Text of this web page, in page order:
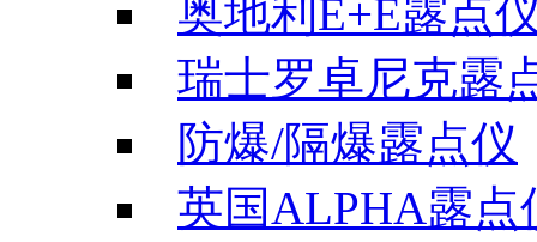
奥地利E+E露点
瑞士罗卓尼克露
防爆/隔爆露点仪
英国ALPHA露点